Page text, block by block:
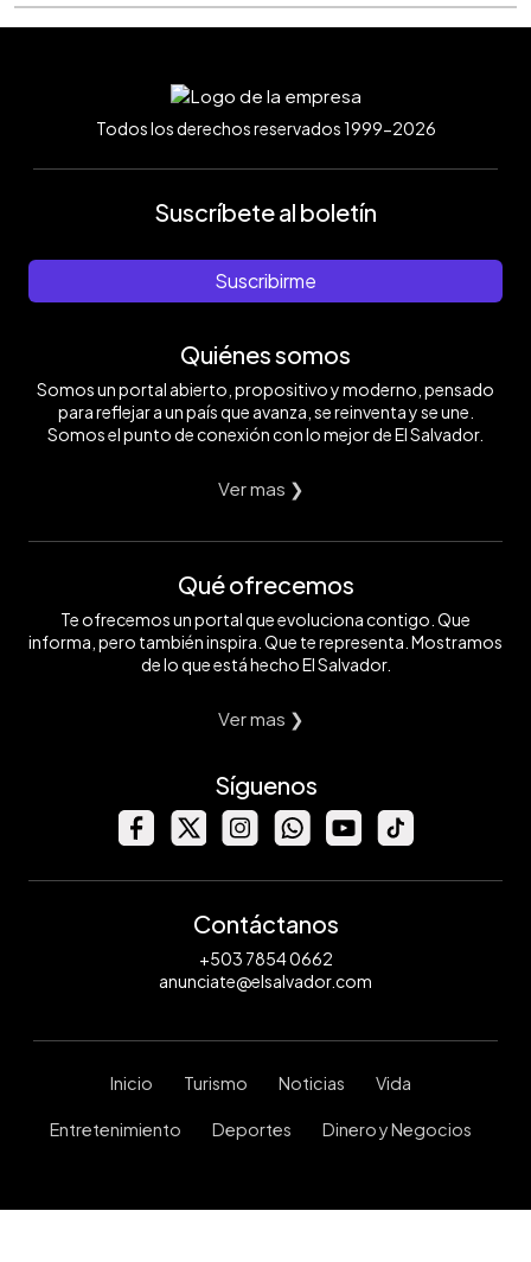
Todos los derechos reservados 1999-2026
Suscríbete al boletín
Suscribirme
Quiénes somos
Somos un portal abierto, propositivo y moderno, pensado
para reflejar a un país que avanza, se reinventa y se une.
Somos el punto de conexión con lo mejor de El Salvador.
Ver mas ❯
Qué ofrecemos
Te ofrecemos un portal que evoluciona contigo. Que
informa, pero también inspira. Que te representa. Mostramos
de lo que está hecho El Salvador.
Ver mas ❯
Síguenos
Contáctanos
+503 7854 0662
anunciate@elsalvador.com
Inicio Turismo Noticias Vida
Entretenimiento Deportes Dinero y Negocios